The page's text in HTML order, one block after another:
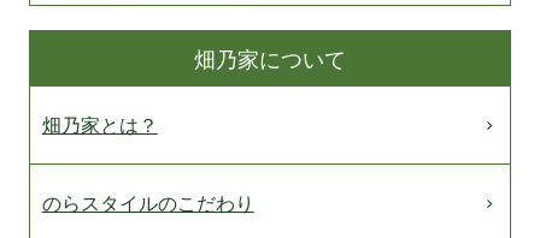
畑乃家について
畑乃家とは？
のらスタイルのこだわり